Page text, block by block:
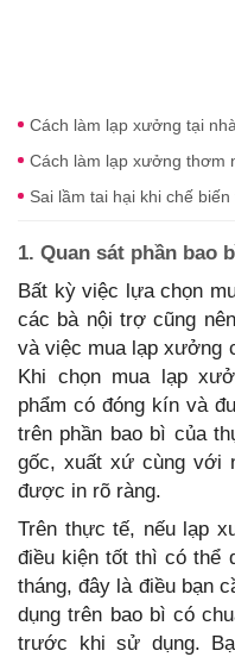
Cách làm lạp xưởng tại
Cách làm lạp xưởng thơm
Sai lầm tai hại khi chế
1. Quan sát phần bao
Bất kỳ việc lựa chọn
các bà nội trợ cũng
và việc mua lạp xưởng
Khi chọn mua lạp
phẩm có đóng kín và
trên phần bao bì của
gốc, xuất xứ cùng với
được in rõ ràng.
Trên thực tế, nếu lạp
điều kiện tốt thì có thể
tháng, đây là điều bạn
dụng trên bao bì có
trước khi sử dụng.